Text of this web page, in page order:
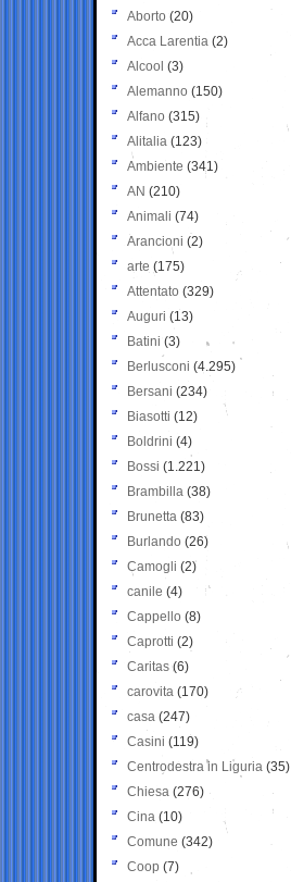
Aborto (20)
Acca Larentia (2)
Alcool (3)
Alemanno (150)
Alfano (315)
Alitalia (123)
Ambiente (341)
AN (210)
Animali (74)
Arancioni (2)
arte (175)
Attentato (329)
Auguri (13)
Batini (3)
Berlusconi (4.295)
Bersani (234)
Biasotti (12)
Boldrini (4)
Bossi (1.221)
Brambilla (38)
Brunetta (83)
Burlando (26)
Camogli (2)
canile (4)
Cappello (8)
Caprotti (2)
Caritas (6)
carovita (170)
casa (247)
Casini (119)
Centrodestra in Liguria (35)
Chiesa (276)
Cina (10)
Comune (342)
Coop (7)